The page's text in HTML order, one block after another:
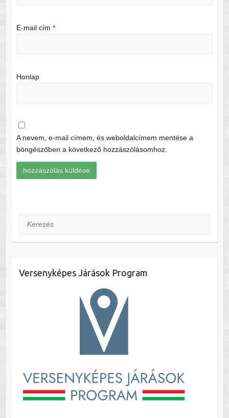
E-mail cím *
Honlap
A nevem, e-mail címem, és weboldalcímem mentése a
böngészőben a következő hozzászólásomhoz.
Keresés
Versenyképes Járások Program